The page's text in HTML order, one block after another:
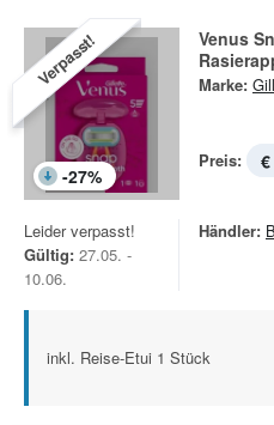
Verpasst!
-27%
Venus
Marke:
Preis:
Leider verpasst!
Gültig: 27.05. -
10.06.
Händler:
inkl. Reise-Etui 1 Stück